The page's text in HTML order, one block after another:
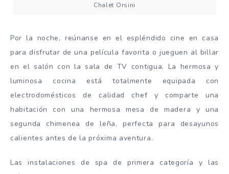
Chalet Orsini
Por la noche, reúnanse en el espléndido cine en casa
para disfrutar de una película favorita o jueguen al billar
en el salón con la sala de TV contigua. La hermosa y
luminosa cocina está totalmente equipada con
electrodomésticos de calidad chef y comparte una
habitación con una hermosa mesa de madera y una
segunda chimenea de leña, perfecta para desayunos
calientes antes de la próxima aventura.
Las instalaciones de spa de primera categoría y las